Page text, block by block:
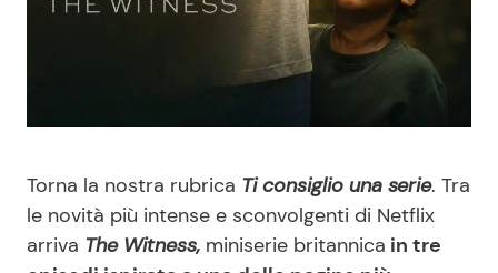
Benessere
Moda e Style
Mondo Mamma
News benessere
Cucina e Ricette
Consigli di Cucina
Dolci
Le Ricette in TV
Primi Piatti
Torna la nostra rubrica Ti consiglio una serie. Tra
le novità più intense e sconvolgenti di Netflix
arriva The Witness, miniserie britannica in tre